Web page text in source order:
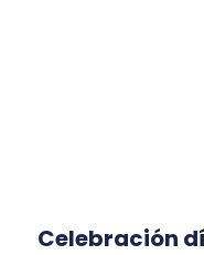
Celebración